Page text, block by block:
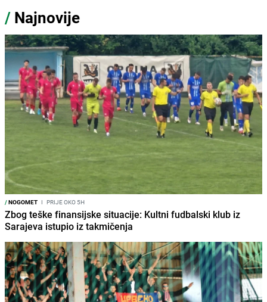
/ Najnovije
/NOGOMET I PRIJE OKO 5H
Zbog teške finansijske situacije: Kultni fudbalski klub iz
Sarajeva istupio iz takmičenja